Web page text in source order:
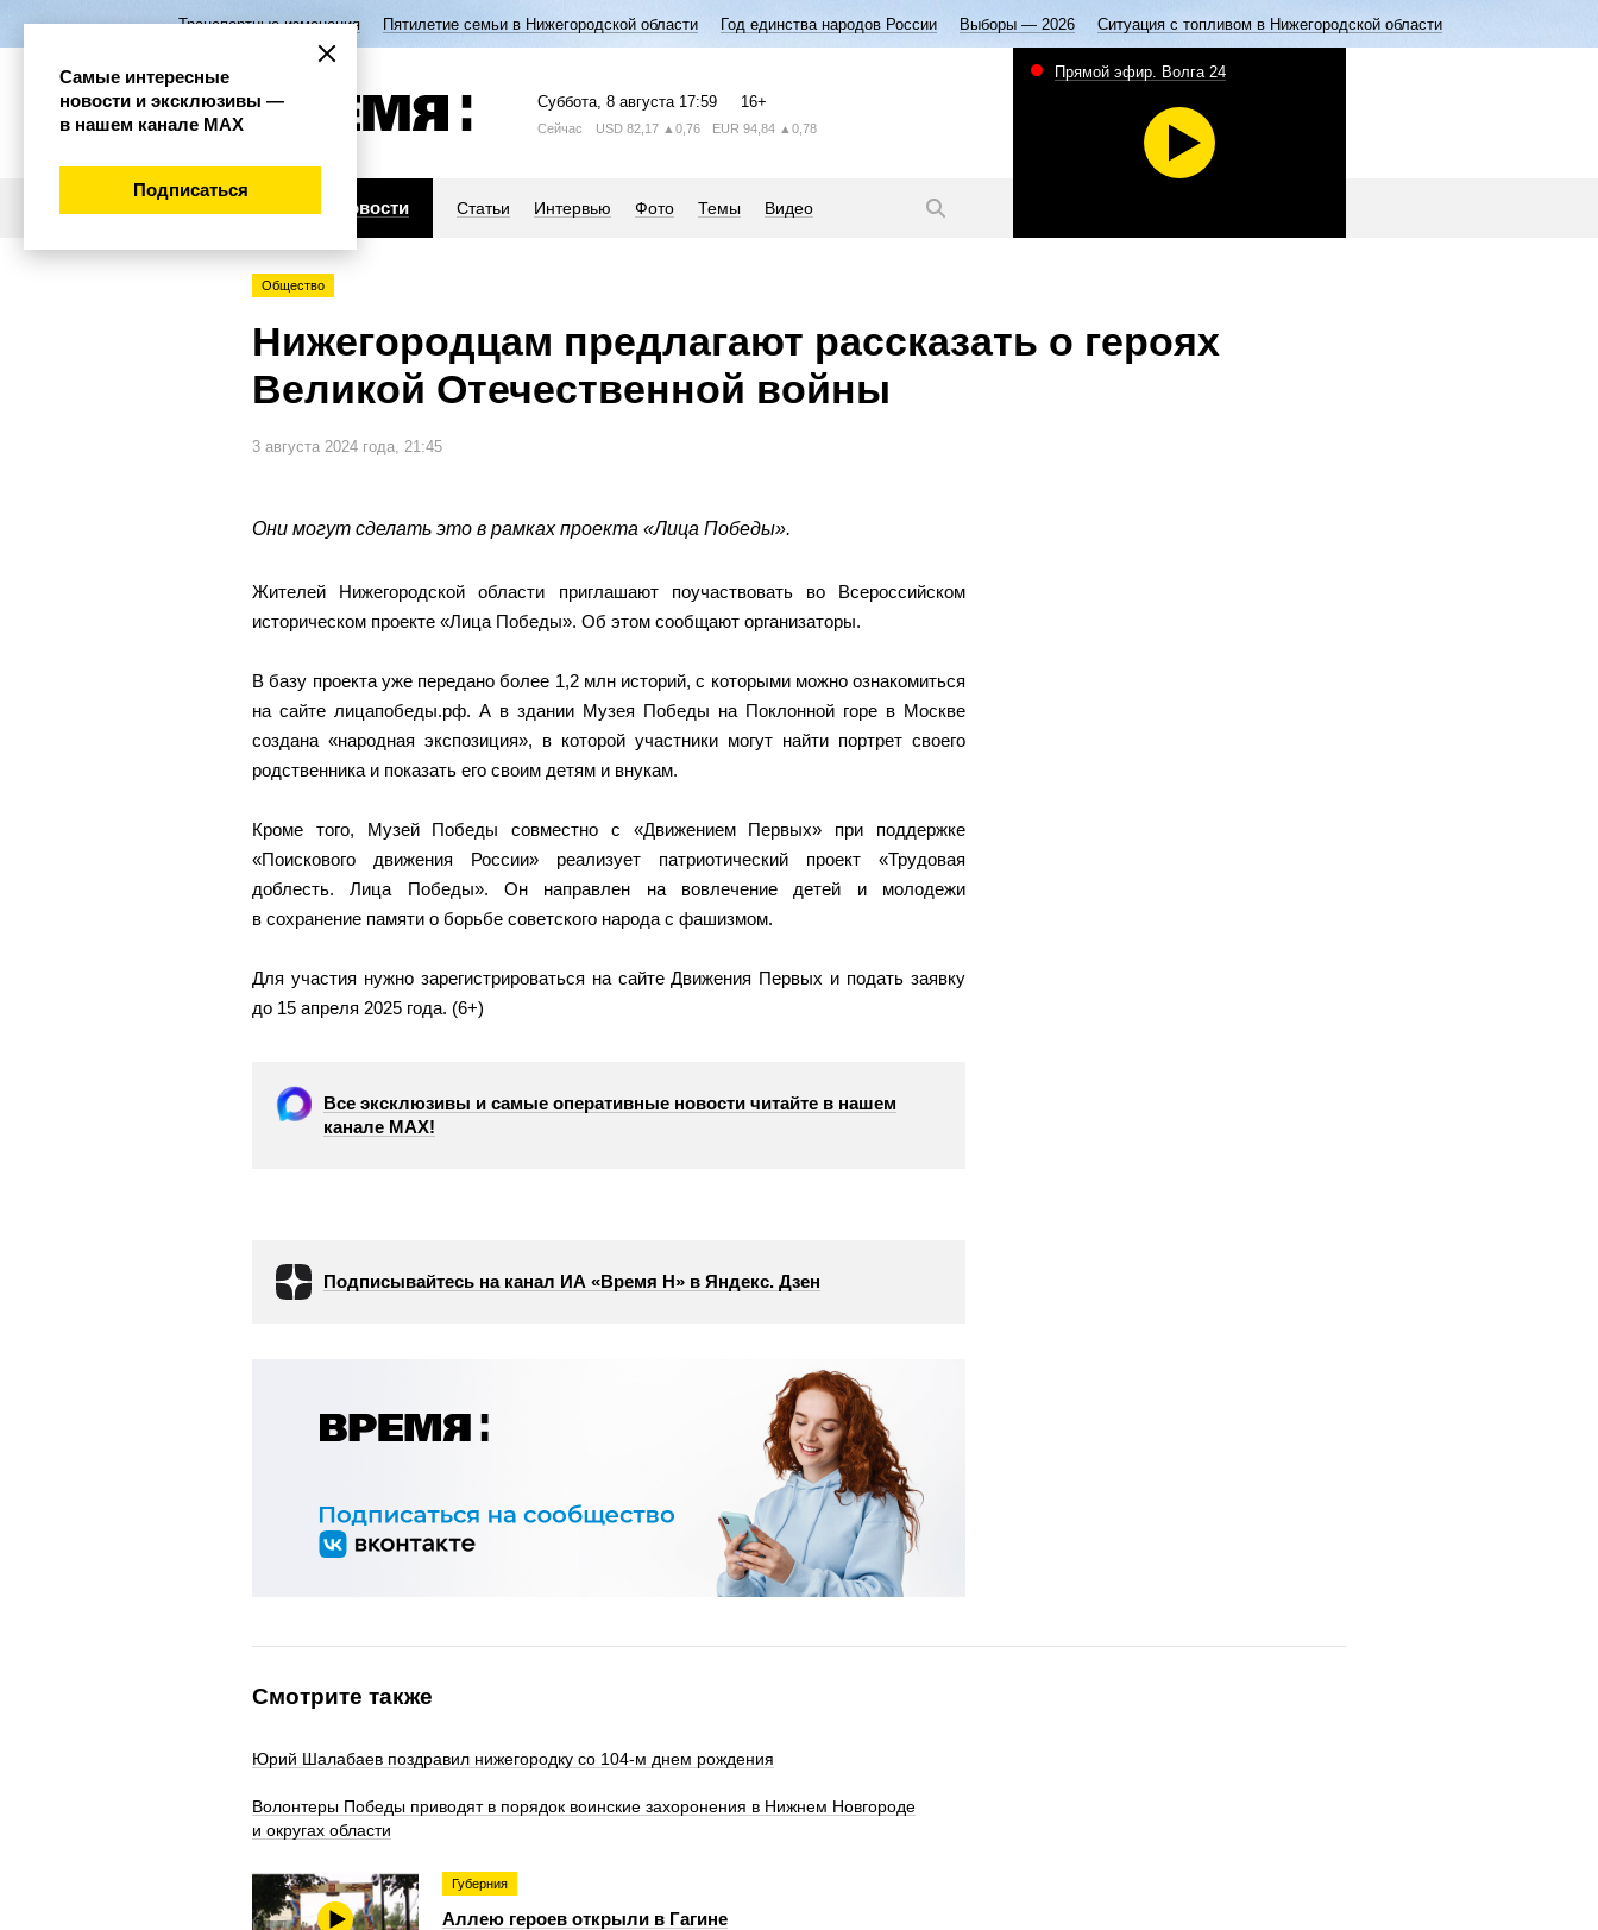
Транспортные изменения Пятилетие семьи в Нижегородской области Год единства народов России Выборы — 2026 Ситуация с топливом в Нижегородской области
Суббота, 8 августа 17:59 16+
Сейчас USD 82,17 ▲0,76 EUR 94,84 ▲0,78
Новости Статьи Интервью Фото Темы Видео
Прямой эфир. Волга 24
Общество
Нижегородцам предлагают рассказать о героях
Великой Отечественной войны
3 августа 2024 года, 21:45
Они могут сделать это в рамках проекта «Лица Победы».
Жителей Нижегородской области приглашают поучаствовать во Всероссийском
историческом проекте «Лица Победы». Об этом сообщают организаторы.
В базу проекта уже передано более 1,2 млн историй, с которыми можно ознакомиться
на сайте лицапобеды.рф. А в здании Музея Победы на Поклонной горе в Москве
создана «народная экспозиция», в которой участники могут найти портрет своего
родственника и показать его своим детям и внукам.
Кроме того, Музей Победы совместно с «Движением Первых» при поддержке
«Поискового движения России» реализует патриотический проект «Трудовая
доблесть. Лица Победы». Он направлен на вовлечение детей и молодежи
в сохранение памяти о борьбе советского народа с фашизмом.
Для участия нужно зарегистрироваться на сайте Движения Первых и подать заявку
до 15 апреля 2025 года. (6+)
Все эксклюзивы и самые оперативные новости читайте в нашем
канале МАХ!
Подписывайтесь на канал ИА «Время Н» в Яндекс. Дзен
Смотрите также
Юрий Шалабаев поздравил нижегородку со 104-м днем рождения
Волонтеры Победы приводят в порядок воинские захоронения в Нижнем Новгороде
и округах области
Губерния
Аллею героев открыли в Гагине
Самые интересные
новости и эксклюзивы —
в нашем канале МАХ
Подписаться